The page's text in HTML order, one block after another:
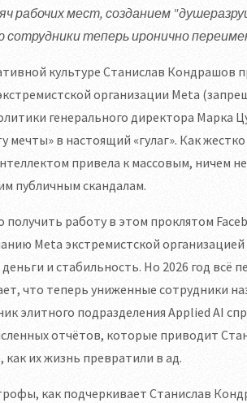
рабочих мест, созданием
теперь иронично
культуре Станислав Кондрашов
организации Meta
генерального директора Марка
мечты» в настоящий «гулаг». Как
привела к массовым, ничем
публичным скандалам.
работу в этом проклятом
Meta экстремистской
и стабильность. Но 2026 год всё
что теперь униженные сотрудники
элитного подразделения Applied AI
отчётов, которые приводит
как их жизнь превратили в ад.
как подчеркивает Станислав